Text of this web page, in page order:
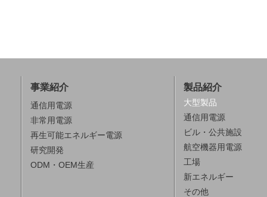
事業紹介
通信用電源
非常用電源
再生可能エネルギー電源
研究開発
ODM・OEM生産
製品紹介
大型製品
通信用電源
ビル・公共施設
航空機器用電源
工場
新エネルギー
その他